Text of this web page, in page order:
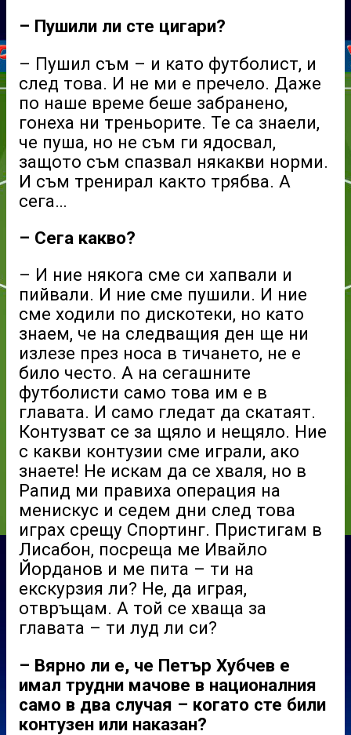
– Пушили ли сте цигари?
– Пушил съм – и като футболист, и
след това. И не ми е пречело. Даже
по наше време беше забранено,
гонеха ни треньорите. Те са знаели,
че пуша, но не съм ги ядосвал,
защото съм спазвал някакви норми.
И съм тренирал както трябва. А
сега…
– Сега какво?
– И ние някога сме си хапвали и
пийвали. И ние сме пушили. И ние
сме ходили по дискотеки, но като
знаем, че на следващия ден ще ни
излезе през носа в тичането, не е
било често. А на сегашните
футболисти само това им е в
главата. И само гледат да скатаят.
Контузват се за щяло и нещяло. Ние
с какви контузии сме играли, ако
знаете! Не искам да се хваля, но в
Рапид ми правиха операция на
менискус и седем дни след това
играх срещу Спортинг. Пристигам в
Лисабон, посреща ме Ивайло
Йорданов и ме пита – ти на
екскурзия ли? Не, да играя,
отвръщам. А той се хваща за
главата – ти луд ли си?
– Вярно ли е, че Петър Хубчев е
имал трудни мачове в националния
само в два случая – когато сте били
контузен или наказан?